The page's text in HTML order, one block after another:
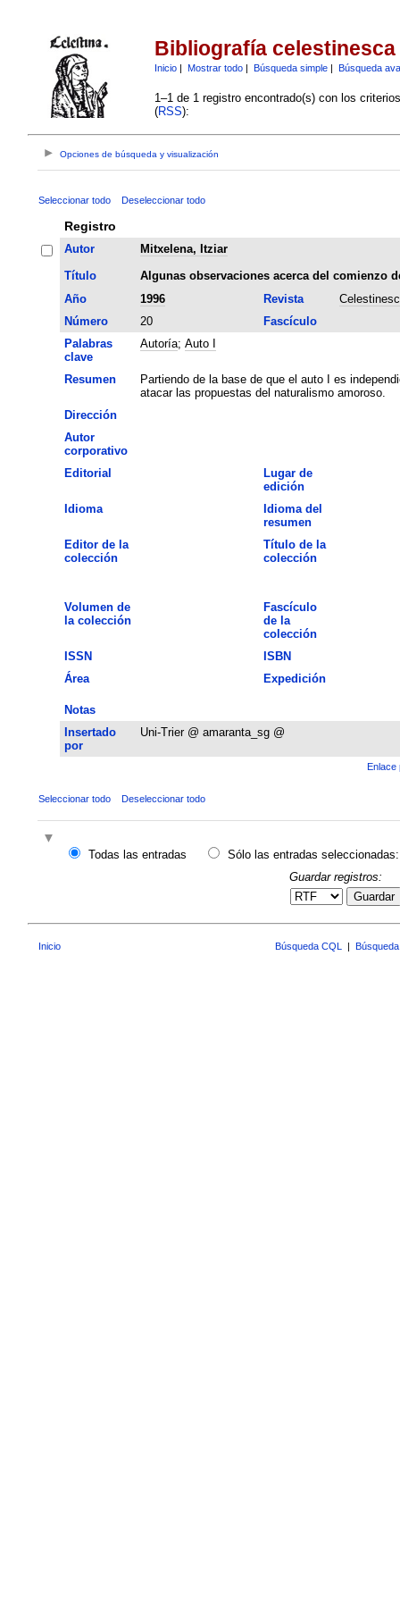
Bibliografía celestinesca
Inicio| Mostrar todo| Búsqueda simple| Búsqueda
1–1 de 1 registro encontrado(s) con los
(RSS):
Opciones de búsqueda y visualización
Seleccionar todo Deseleccionar todo
Registro
Autor
Mitxelena, Itziar
Título
Algunas observaciones acerca del comienzo
Año
1996 Revista
Número
20
Fascículo
Palabras
clave
Autoría; Auto I
Resumen
Partiendo de la base de que el auto I es
atacar las propuestas del naturalismo amoroso.
Dirección
Autor
corporativo
Editorial
Lugar de
edición
Idioma
Idioma del
resumen
Editor de la
colección
Título de la
colección
Volumen de
la colección
Fascículo
de la
colección
ISSN
ISBN
Área
Expedición
Notas
Insertado
por
Uni-Trier @ amaranta_sg @
Enlace
Seleccionar todo Deseleccionar todo
Todas las entradas
Sólo las entradas seleccionadas:
Guardar registros:
Guardar
Inicio Búsqueda CQL